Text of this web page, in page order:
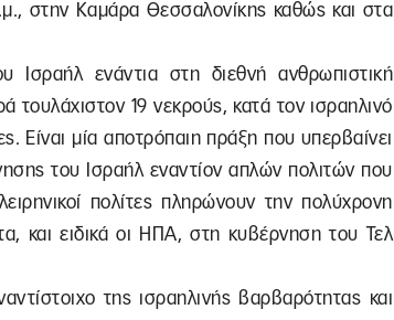
στην Καμάρα Θεσσαλονίκης καθώς και στα
Ισραήλ ενάντια στη διεθνή ανθρωπιστική
τουλάχιστον 19 νεκρούς, κατά τον ισραηλινό
Είναι μία αποτρόπαιη πράξη που υπερβαίνει
του Ισραήλ εναντίον απλών πολιτών που
πολίτες πληρώνουν την πολύχρονη
και ειδικά οι ΗΠΑ, στη κυβέρνηση του Τελ
της ισραηλινής βαρβαρότητας και